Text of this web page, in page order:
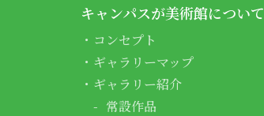
キャンパスが美術館について
コンセプト
ギャラリーマップ
ギャラリー紹介
常設作品